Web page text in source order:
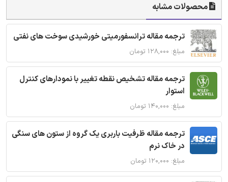
محصولات مشابه
ترجمه مقاله ترانسفورمیتی خورشیدی سوخت های نفتی
مبلغ: ۱۲۸,۰۰۰ تومان
ترجمه مقاله تشخیص نقطه تغییر با نمودارهای کنترل
استوار
مبلغ: ۱۴۰,۰۰۰ تومان
ترجمه مقاله ظرفیت باربری یک گروه از ستون های سنگی
در خاک نرم
مبلغ: ۱۲۰,۰۰۰ تومان